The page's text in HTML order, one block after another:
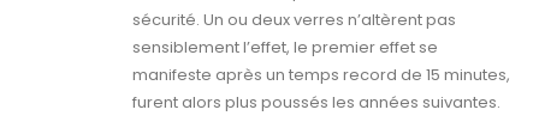
sécurité. Un ou deux verres n’altèrent pas
sensiblement l’effet, le premier effet se
manifeste après un temps record de 15 minutes,
furent alors plus poussés les années suivantes.